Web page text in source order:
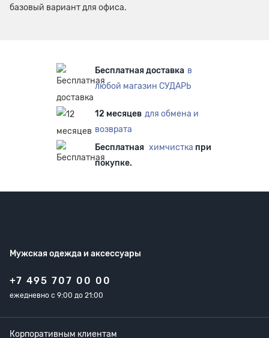
базовый вариант для офиса.
Бесплатная доставка в
любой магазин СУДАРЬ
12 месяцев для обмена и
возврата
Бесплатная химчистка при
покупке.
Мужская одежда и аксессуары
+7 495 707 00 00
ежедневно с 9:00 до 21:00
Корпоративным клиентам